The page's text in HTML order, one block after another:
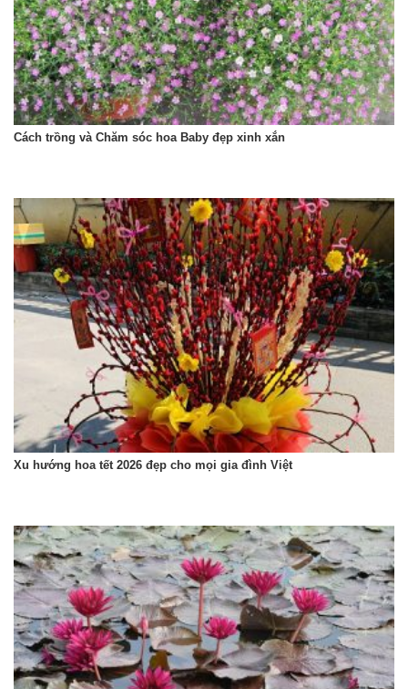
Cách trồng và Chăm sóc hoa Baby đẹp xinh xắn
Xu hướng hoa tết 2026 đẹp cho mọi gia đình Việt